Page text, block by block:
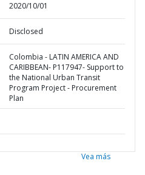
2020/10/01
Disclosed
Colombia - LATIN AMERICA AND
CARIBBEAN- P117947- Support to
the National Urban Transit
Program Project - Procurement
Plan
Vea más